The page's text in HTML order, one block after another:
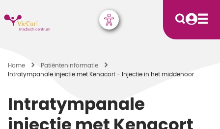
Home
Patiënten­informatie
Intratympanale injectie met Kenacort - Injectie in het middenoor
Intratympanale
injectie met Kenacort